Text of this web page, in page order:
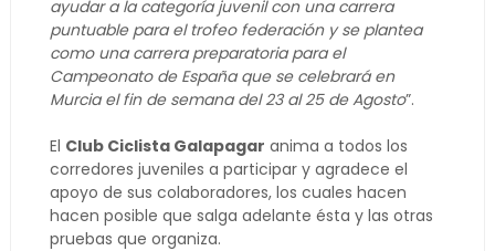
ayudar a la categoría juvenil con una carrera
puntuable para el trofeo federación y se plantea
como una carrera preparatoria para el
Campeonato de España que se celebrará en
Murcia el fin de semana del 23 al 25 de Agosto”.
El Club Ciclista Galapagar anima a todos los
corredores juveniles a participar y agradece el
apoyo de sus colaboradores, los cuales hacen
hacen posible que salga adelante ésta y las otras
pruebas que organiza.